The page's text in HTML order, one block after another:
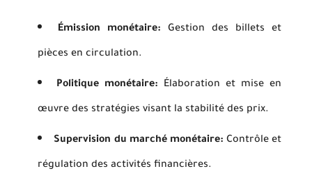
Émission monétaire: Gestion des billets et
pièces en circulation.
Politique monétaire: Élaboration et mise en
œuvre des stratégies visant la stabilité des prix.
Supervision du marché monétaire: Contrôle et
régulation des activités financières.